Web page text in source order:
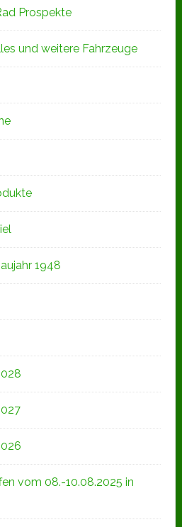
Prospekte
und weitere Fahrzeuge
1948
vom 08.-10.08.2025 in